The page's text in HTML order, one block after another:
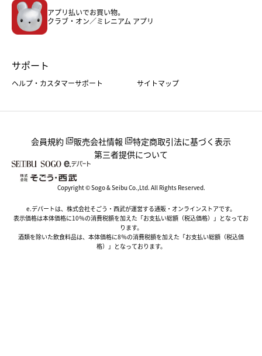
ホーム・キッチン＆アート
アプリ払いでお買い物。
クラブ・オン／ミレニアム アプリ
サポート
ヘルプ・カスタマーサポート サイトマップ
会員規約 販売会社情報
特定商取引法に基づく表示
第三者提供について
Copyright © Sogo & Seibu Co.,Ltd. All Rights Reserved.
e.デパートは、株式会社そごう・西武が運営する通販・オンラインストアです。
表示価格は本体価格に10％の消費税額を加えた「お支払い総額（税込価格）」となってお
ります。
酒類を除いた飲食料品は、本体価格に8％の消費税額を加えた「お支払い総額（税込価
格）」となっております。